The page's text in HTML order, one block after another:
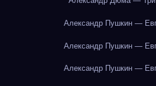
Александр Пушкин —
Александр Пушкин —
Александр Пушкин —